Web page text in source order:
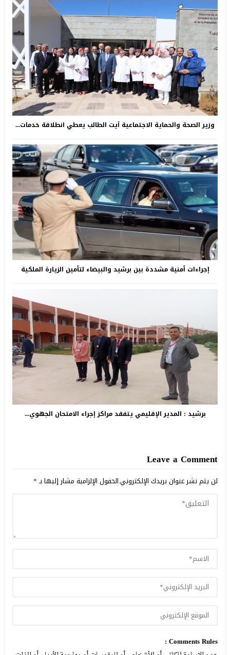
وزير الصحة والحماية الاجتماعية ٱيت الطالب يعطي انطلاقة خدمات...
إجراءات أمنية مشددة بين برشيد والبيضاء لتأمين الزيارة الملكية
برشيد : المدير الإقليمي يتفقد مراكز إجراء الامتحان الجهوي...
Leave a Comment
لن يتم نشر عنوان بريدك الإلكتروني.الحقول الإلزامية مشار إليها بـ*
Comments Rules :